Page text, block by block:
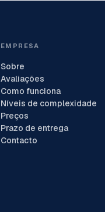
EMPRESA
Sobre
Avaliações
Como funciona
Níveis de complexidade
Preços
Prazo de entrega
Contacto